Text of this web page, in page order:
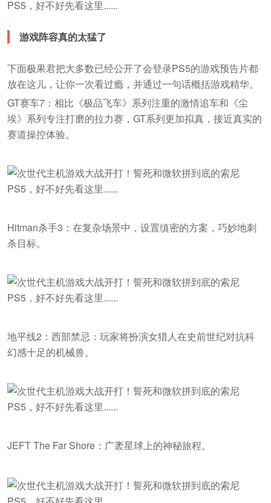
游戏阵容真的太猛了
下面极果君把大多数已经公开了会登录PS5的游戏预告片都
放在这儿，让你一次看过瘾，并通过一句话概括游戏精华。
GT赛车7：相比《极品飞车》系列注重的激情追车和《尘
埃》系列专注打磨的拉力赛，GT系列更加拟真，接近真实的
赛道操控体验。
Hitman杀手3：在复杂场景中，设置缜密的方案，巧妙地刺
杀目标。
地平线2：西部禁忌：玩家将扮演女猎人在史前世纪对抗科
幻感十足的机械兽。
JEFT The Far Shore：广袤星球上的神秘旅程。